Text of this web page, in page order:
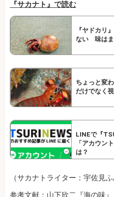
『サカナト』で読む
『ヤドカリ
ない 味はま
ちょっと変
だけでなく
LINEで『
「アカウン
は？
（サカナトライター：宇佐見ふ
参考文献：山下欣二『海の味